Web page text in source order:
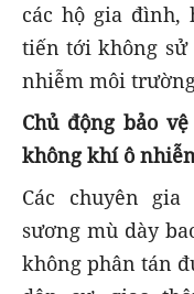
các hộ gia đình,
tiến tới không sử
nhiễm môi
Chủ động bảo
không khí ô
Các chuyên
sương mù dày
không phân tán